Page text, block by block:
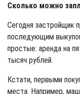
Сколько можно
Сегодня застройщик
последующим
простые: аренда на
тысяч рублей.
Кстати, первыми
места. Например,